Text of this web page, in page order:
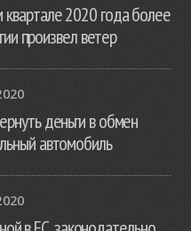
2020 года более
произвел ветер
деньги в обмен
автомобиль